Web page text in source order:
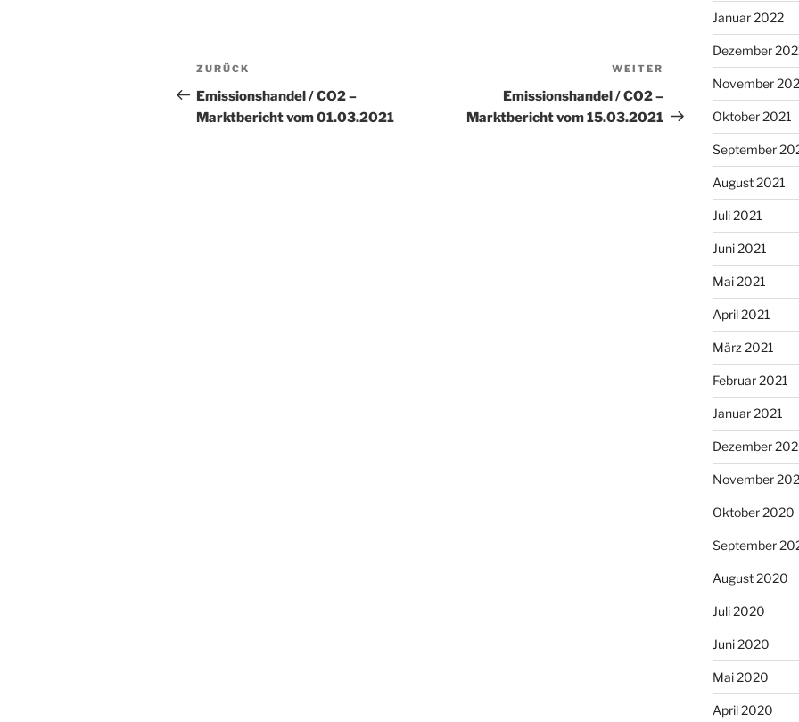
Beitragsnavigation
Vorheriger
Beitrag
ZURÜCK
Emissionshandel / CO2 –
Marktbericht vom 01.03.2021
Nächster
Beitrag
WEITER
Emissionshandel / CO2 –
Marktbericht vom 15.03.2021
Januar 2022
Dezember
November
Oktober 2021
September
August 2021
Juli 2021
Juni 2021
Mai 2021
April 2021
März 2021
Februar 2021
Januar 2021
Dezember
November
Oktober 2020
September
August 2020
Juli 2020
Juni 2020
Mai 2020
April 2020